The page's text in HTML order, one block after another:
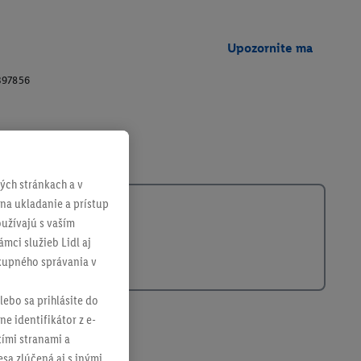
Upozornite ma
stránkach a v
ukladanie a prístup
s vaším
služieb Lidl aj
správania v
sa prihlásite do
identifikátor z e-
stranami a